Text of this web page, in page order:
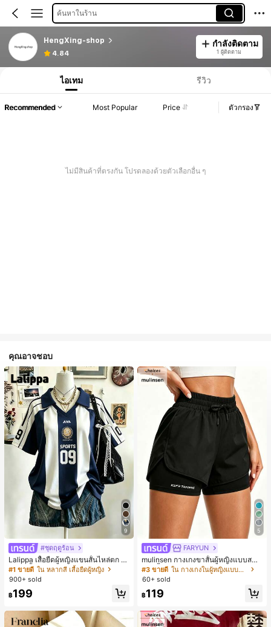
ค้นหาในร้าน
HengXing-shop
4.84
กำลังติดตาม
1 ผู้ติดตาม
ไอเทม รีวิว
Recommended Most Popular Price ตัวกรอง
ไม่มีสินค้าที่ตรงกัน โปรดลองด้วยตัวเลือกอื่น ๆ
คุณอาจชอบ
9
#ชุดฤดูร้อน
Lalippa เสื้อยืดผู้หญิงแขนสั้นไหล่ตก ค
อวีปกเสื้อ ลายพิมพ์ดิจิทัลลายทาง สไตล์
สปอร์ตแฟชั่นมินิมอล ของขวัญสำหรับเ
พื่อน
#1 ขายดี ใน หลากสี เสื้อยืดผู้หญิง
900+ sold
฿199
5
FARYUN
mulinsen กางเกงขาสั้นผู้หญิงแบบสบา
ยๆ สีพื้น หลวม อเนกประสงค์ กางเกงขา
สั้นกีฬา 2-In-1 สำหรับวิ่ง ฟิตเนส และก
ารฝึกซ้อมกีฬาในฤดูร้อน
#3 ขายดี
ใน กางเกงในผู้หญิงแบบแอคทีฟ
60+ sold
฿119